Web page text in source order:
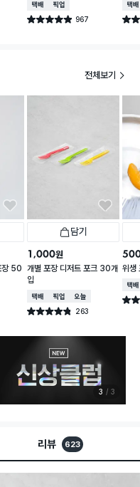
택배배송매장픽업
별점 4.9점 967
건 작성
택배
별점
전체보기
장 50
담기
1,000원
개별 포장 디저트 포크 30개
입
택배배송매장픽업오늘배송
별점 4.8점 263
건 작성
위생
택배
별점
3 3
리뷰 623